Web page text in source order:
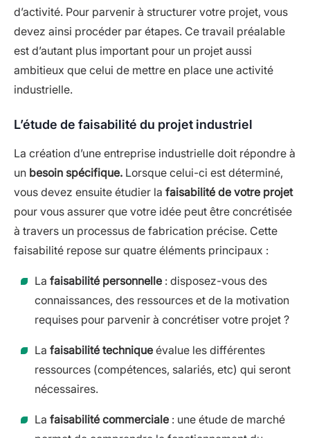
d’activité. Pour parvenir à structurer votre projet, vous
devez ainsi procéder par étapes. Ce travail préalable
est d’autant plus important pour un projet aussi
ambitieux que celui de mettre en place une activité
industrielle.
L’étude de faisabilité du projet industriel
La création d’une entreprise industrielle doit répondre à
un besoin spécifique. Lorsque celui-ci est déterminé,
vous devez ensuite étudier la faisabilité de votre projet
pour vous assurer que votre idée peut être concrétisée
à travers un processus de fabrication précise. Cette
faisabilité repose sur quatre éléments principaux :
La faisabilité personnelle : disposez-vous des
connaissances, des ressources et de la motivation
requises pour parvenir à concrétiser votre projet ?
La faisabilité technique évalue les différentes
ressources (compétences, salariés, etc) qui seront
nécessaires.
La faisabilité commerciale : une étude de marché